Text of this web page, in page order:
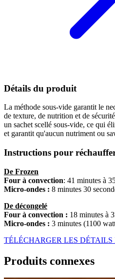
Détails du produit
La méthode sous-vide garantit le
de texture, de nutrition et de
un sachet scellé sous-vide, ce qui
et garantit qu'aucun nutriment ou
Instructions pour
De Frozen
Four à convection: 41 minutes à
Micro-ondes : 8 minutes 30
De décongelé
Four à convection : 18 minutes à
Micro-ondes : 3 minutes (1100
TÉLÉCHARGER LES
Produits connexes